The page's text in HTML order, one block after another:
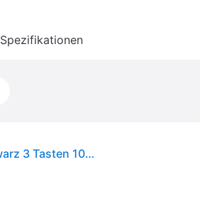
Spezifikationen
Renkforce IP68 Industrial Maus USB Laser Schwarz 3 Tasten 1000 dpi